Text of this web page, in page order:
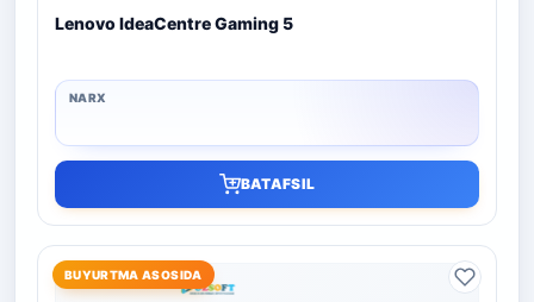
Lenovo IdeaCentre Gaming 5
BATAFSIL
BUYURTMA ASOSIDA